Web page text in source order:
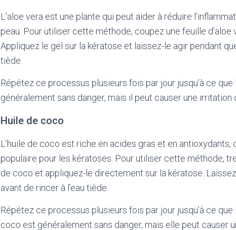
L’aloe vera est une plante qui peut aider à réduire
peau. Pour utiliser cette méthode, coupez une feuille d’aloe
Appliquez le gel sur la kératose et laissez-le agir pendant
tiède.
Répétez ce processus plusieurs fois par jour jusqu’à ce
généralement sans danger, mais il peut causer une
Huile de coco
L’huile de coco est riche en acides gras et en antioxydants,
populaire pour les kératoses. Pour utiliser cette méthode,
de coco et appliquez-le directement sur la kératose.
avant de rincer à l’eau tiède.
Répétez ce processus plusieurs fois par jour jusqu’à ce que
coco est généralement sans danger, mais elle peut causer